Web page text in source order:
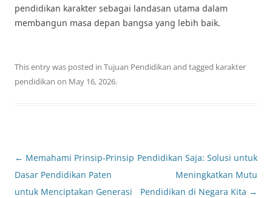
pendidikan karakter sebagai landasan utama dalam
membangun masa depan bangsa yang lebih baik.
This entry was posted in Tujuan Pendidikan and tagged karakter
pendidikan on May 16, 2026.
Post
navigation
← Memahami Prinsip-Prinsip
Dasar Pendidikan Paten
untuk Menciptakan Generasi
Pendidikan Saja: Solusi untuk
Meningkatkan Mutu
Pendidikan di Negara Kita →